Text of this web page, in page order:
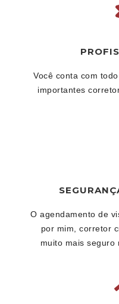
Você conta com
importantes
O agendamento de
por mim, corretor
muito mais seguro